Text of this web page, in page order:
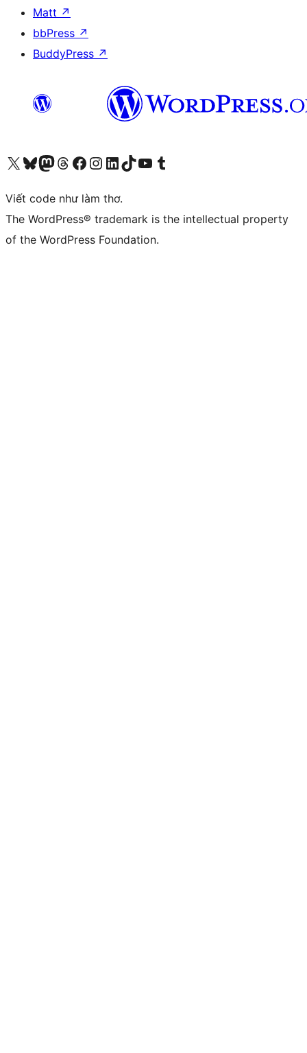
Matt ↗
bbPress ↗
BuddyPress ↗
Truy cập tài khoản X (trước đây là Twitter) của chúng tôiVisit our Bluesky account
Visit our Mastodon account
Visit our Threads account
Xem trang Facebook của chúng tôiTruy cập tài khoản Instagram của chúng tôiTruy cập tài khoản LinkedIn của chúng tôiVisit our TikTok account
Truy cập kênh YouTube của chúng tôi Visit our Tumblr account
Viết code như làm thơ.
The WordPress® trademark is the intellectual property
of the WordPress Foundation.